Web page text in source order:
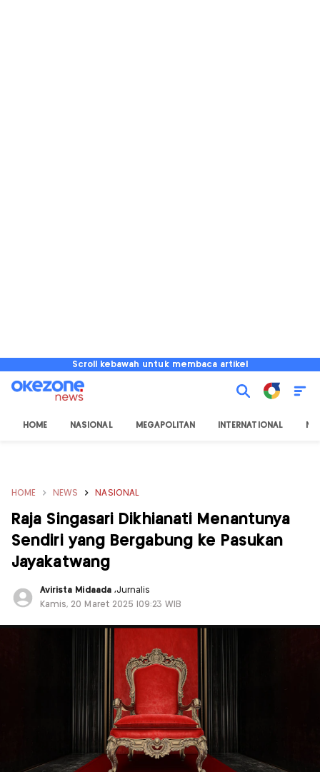
Scroll kebawah untuk membaca artikel
HOME NASIONAL MEGAPOLITAN INTERNATIONAL
HOME NEWS NASIONAL
Raja Singasari Dikhianati Menantunya
Sendiri yang Bergabung ke Pasukan
Jayakatwang
Avirista Midaada ,Jurnalis
Kamis, 20 Maret 2025 |09:23 WIB